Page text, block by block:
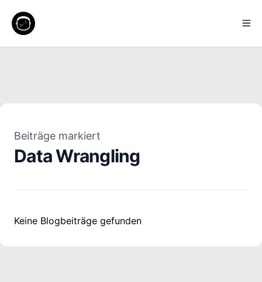
Beiträge markiert
Data Wrangling
Keine Blogbeiträge gefunden